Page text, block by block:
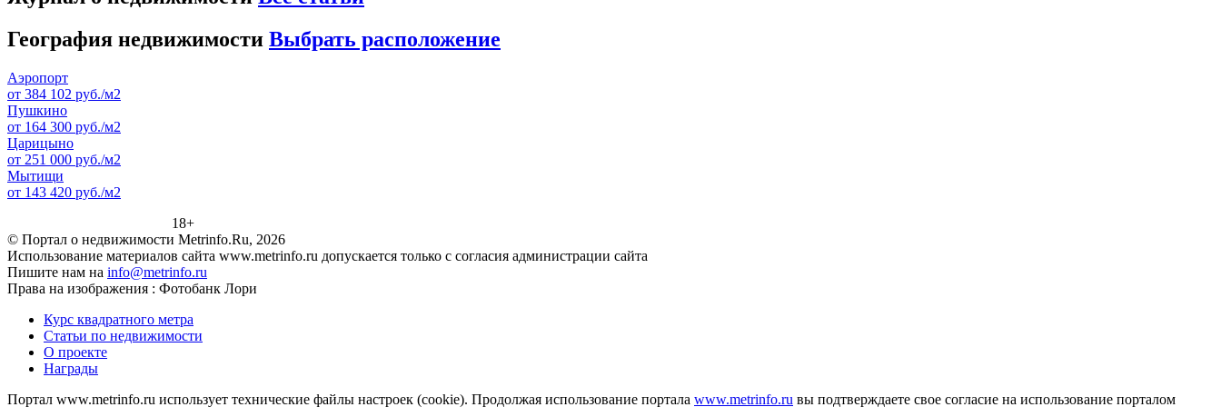
География недвижимости Выбрать расположение
Аэропорт
от 384 102 руб./м2
Пушкино
от 164 300 руб./м2
Царицыно
от 251 000 руб./м2
Мытищи
от 143 420 руб./м2
18+
© Портал о недвижимости Metrinfo.Ru, 2026
Использование материалов сайта www.metrinfo.ru допускается только с согласия администрации сайта
Пишите нам на info@metrinfo.ru
Права на изображения : Фотобанк Лори
Курс квадратного метра
Статьи по недвижимости
О проекте
Награды
Портал www.metrinfo.ru использует технические файлы настроек (cookie). Продолжая использование портала www.metrinfo.ru вы подтверждаете свое согласие на использование порталом